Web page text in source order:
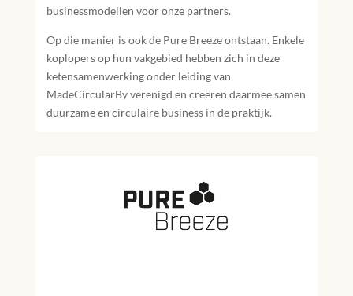
businessmodellen voor onze partners.
Op die manier is ook de Pure Breeze ontstaan. Enkele
koplopers op hun vakgebied hebben zich in deze
ketensamenwerking onder leiding van
MadeCircularBy verenigd en creëren daarmee samen
duurzame en circulaire business in de praktijk.